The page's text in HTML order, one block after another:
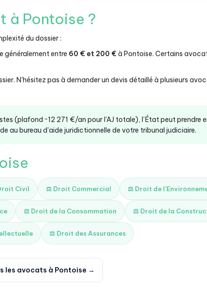
à Pontoise ?
du dossier :
entre 60 € et 200 € à Pontoise. Certains
N'hésitez pas à demander un devis détaillé à plusieurs
(plafond ~12 271 €/an pour l'AJ totale), l'État peut prendre
au bureau d'aide juridictionnelle de votre tribunal judiciaire.
Civil ⚖️ Droit Commercial ⚖️ Droit de
⚖️ Droit de la Consommation ⚖️ Droit de la
⚖️ Droit des Assurances
les avocats à Pontoise →